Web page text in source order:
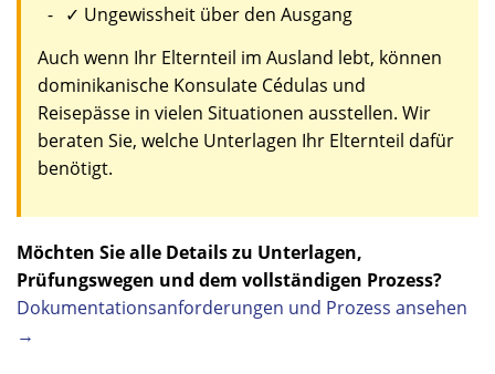
✓ Ungewissheit über den Ausgang
Auch wenn Ihr Elternteil im Ausland lebt, können
dominikanische Konsulate Cédulas und
Reisepässe in vielen Situationen ausstellen. Wir
beraten Sie, welche Unterlagen Ihr Elternteil dafür
benötigt.
Möchten Sie alle Details zu Unterlagen,
Prüfungswegen und dem vollständigen Prozess?
Dokumentationsanforderungen und Prozess ansehen
→